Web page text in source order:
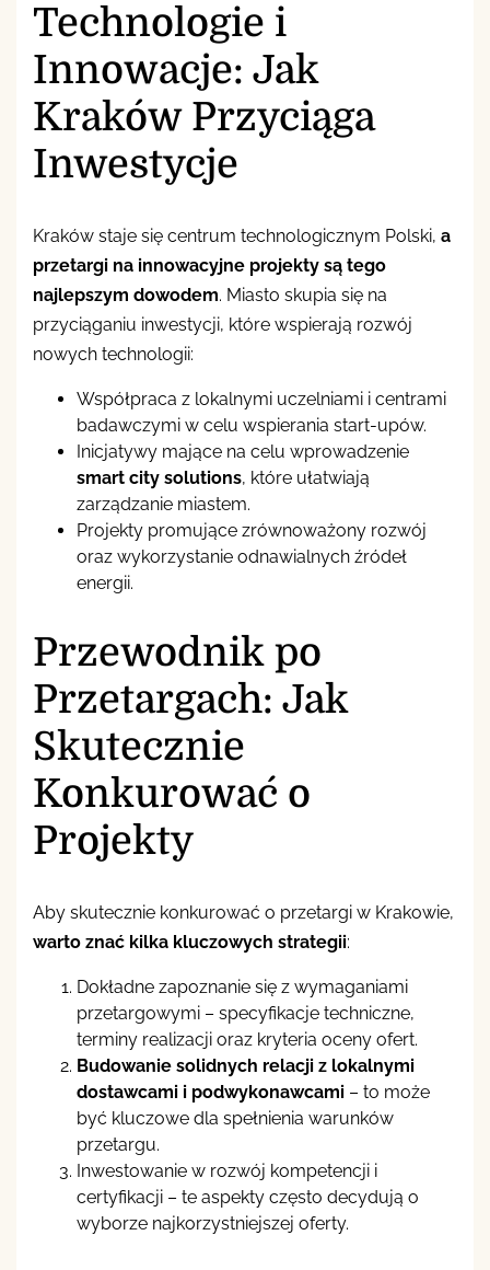
Technologie i
Innowacje: Jak
Kraków Przyciąga
Inwestycje
Kraków staje się centrum technologicznym Polski, a
przetargi na innowacyjne projekty są tego
najlepszym dowodem. Miasto skupia się na
przyciąganiu inwestycji, które wspierają rozwój
nowych technologii:
Współpraca z lokalnymi uczelniami i centrami
badawczymi w celu wspierania start-upów.
Inicjatywy mające na celu wprowadzenie
smart city solutions, które ułatwiają
zarządzanie miastem.
Projekty promujące zrównoważony rozwój
oraz wykorzystanie odnawialnych źródeł
energii.
Przewodnik po
Przetargach: Jak
Skutecznie
Konkurować o
Projekty
Aby skutecznie konkurować o przetargi w Krakowie,
warto znać kilka kluczowych strategii:
Dokładne zapoznanie się z wymaganiami
przetargowymi – specyfikacje techniczne,
terminy realizacji oraz kryteria oceny ofert.
Budowanie solidnych relacji z lokalnymi
dostawcami i podwykonawcami – to może
być kluczowe dla spełnienia warunków
przetargu.
Inwestowanie w rozwój kompetencji i
certyfikacji – te aspekty często decydują o
wyborze najkorzystniejszej oferty.